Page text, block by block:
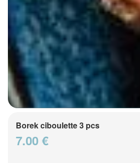
Borek ciboulette 3 pcs
7.00 €